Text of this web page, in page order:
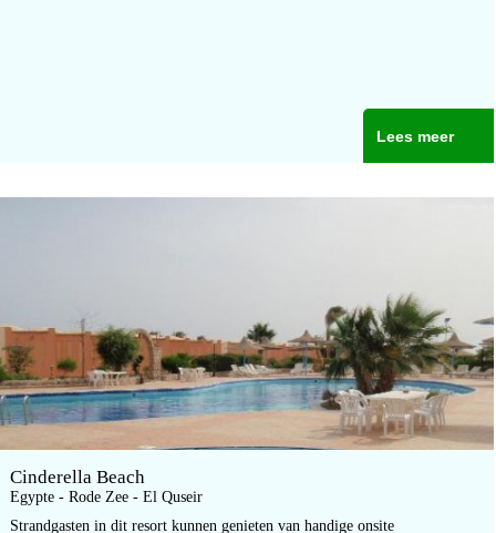
Lees meer
Cinderella Beach
Egypte - Rode Zee - El Quseir
Strandgasten in dit resort kunnen genieten van handige onsite